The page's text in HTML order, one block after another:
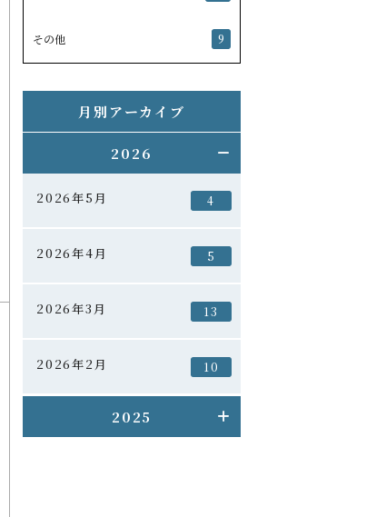
その他 9
月別アーカイブ
2026
2026年5月 4
2026年4月 5
2026年3月 13
2026年2月 10
2025